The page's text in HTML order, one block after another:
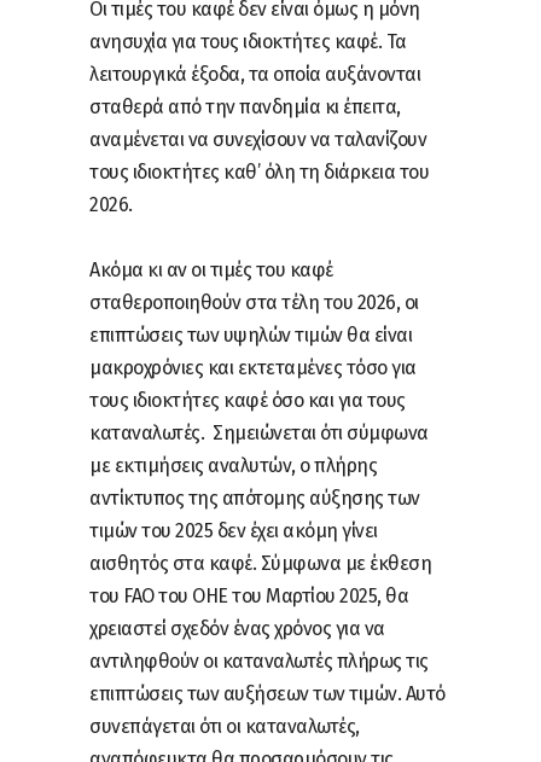
Οι τιμές του καφέ δεν είναι όμως η μόνη
ανησυχία για τους ιδιοκτήτες καφέ. Τα
λειτουργικά έξοδα, τα οποία αυξάνονται
σταθερά από την πανδημία κι έπειτα,
αναμένεται να συνεχίσουν να ταλανίζουν
τους ιδιοκτήτες καθ’ όλη τη διάρκεια του
2026.
Ακόμα κι αν οι τιμές του καφέ
σταθεροποιηθούν στα τέλη του 2026, οι
επιπτώσεις των υψηλών τιμών θα είναι
μακροχρόνιες και εκτεταμένες τόσο για
τους ιδιοκτήτες καφέ όσο και για τους
καταναλωτές. Σημειώνεται ότι σύμφωνα
με εκτιμήσεις αναλυτών, ο πλήρης
αντίκτυπος της απότομης αύξησης των
τιμών του 2025 δεν έχει ακόμη γίνει
αισθητός στα καφέ. Σύμφωνα με έκθεση
του FAO του ΟΗΕ του Μαρτίου 2025, θα
χρειαστεί σχεδόν ένας χρόνος για να
αντιληφθούν οι καταναλωτές πλήρως τις
επιπτώσεις των αυξήσεων των τιμών. Αυτό
συνεπάγεται ότι οι καταναλωτές,